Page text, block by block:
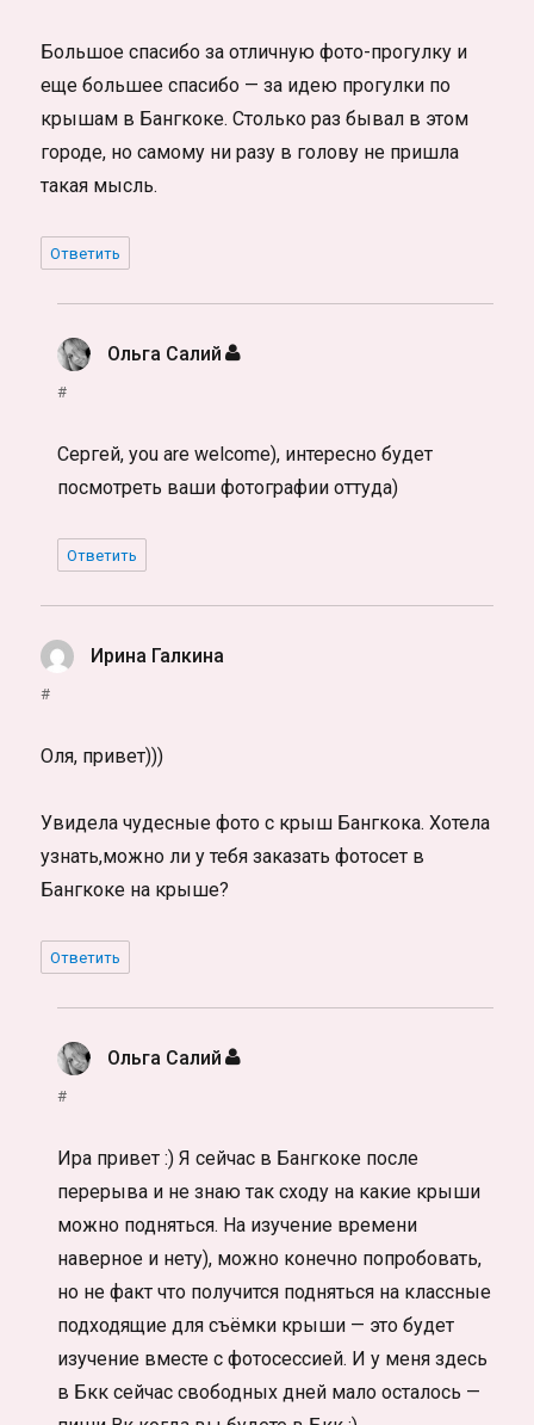
Большое спасибо за отличную фото-прогулку и
еще большее спасибо — за идею прогулки по
крышам в Бангкоке. Столько раз бывал в этом
городе, но самому ни разу в голову не пришла
такая мысль.
Ответить
Ольга Салий :
#
Сергей, you are welcome), интересно будет
посмотреть ваши фотографии оттуда)
Ответить
Ирина Галкина
#
Оля, привет)))
Увидела чудесные фото с крыш Бангкока. Хотела
узнать,можно ли у тебя заказать фотосет в
Бангкоке на крыше?
Ответить
Ольга Салий :
#
Ира привет :) Я сейчас в Бангкоке после
перерыва и не знаю так сходу на какие крыши
можно подняться. На изучение времени
наверное и нету), можно конечно попробовать,
но не факт что получится подняться на классные
подходящие для съёмки крыши — это будет
изучение вместе с фотосессией. И у меня здесь
в Бкк сейчас свободных дней мало осталось —